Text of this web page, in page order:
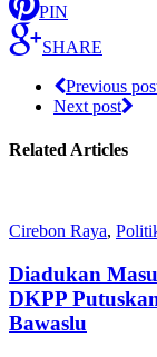
PIN
SHARE
Previous
Next post
Related Articles
Cirebon Raya,
Diadukan
DKPP
Bawaslu